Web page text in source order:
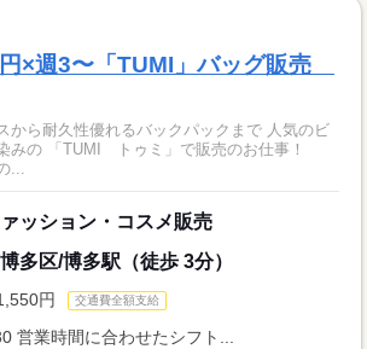
×週3〜「TUMI」バッグ販売
から耐久性優れるバックパックまで 人気のビ
みの 「TUMI トゥミ」で販売のお仕事！
...
ッション・コスメ販売
多区/博多駅（徒歩 3分）
円 交通費全額支給
営業時間に合わせたシフト...